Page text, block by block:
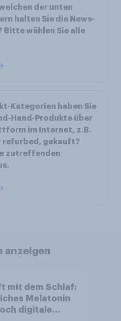
der unten
halten Sie die News-
Bitte wählen Sie alle
Kategorien haben Sie
Hand-Produkte über
im Internet, z.B.
refurbed, gekauft?
zutreffenden
anzeigen
mit dem Schlaf:
Melatonin
digitale